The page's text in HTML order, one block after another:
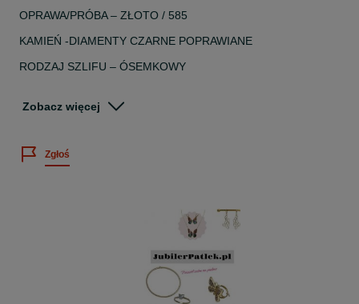
OPRAWA/PRÓBA – ZŁOTO / 585
KAMIEŃ -DIAMENTY CZARNE POPRAWIANE
RODZAJ SZLIFU – ÓSEMKOWY
LICZBA / MASA – 1 / 2,34 CT
Brak interesującego rozmiaru? Prosimy o kontakt w celu uzyskania
szczegółowych informacji.
Paczka dodatkowo zawiera:
Zobacz więcej
Zgłoś